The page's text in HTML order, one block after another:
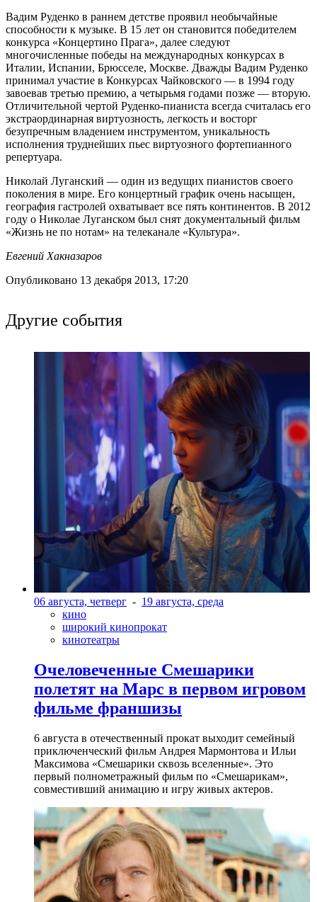
Вадим Руденко в раннем детстве проявил необычайные
способности к музыке. В 15 лет он становится победителем
конкурса «Концертино Прага», далее следуют
многочисленные победы на международных конкурсах в
Италии, Испании, Брюсселе, Москве. Дважды Вадим Руденко
принимал участие в Конкурсах Чайковского — в 1994 году
завоевав третью премию, а четырьмя годами позже — вторую.
Отличительной чертой Руденко-пианиста всегда считалась его
экстраординарная виртуозность, легкость и восторг
безупречным владением инструментом, уникальность
исполнения труднейших пьес виртуозного фортепианного
репертуара.
Николай Луганский — один из ведущих пианистов своего
поколения в мире. Его концертный график очень насыщен,
география гастролей охватывает все пять континентов. В 2012
году о Николае Луганском был снят документальный фильм
«Жизнь не по нотам» на телеканале «Культура».
Евгений Хакназаров
Опубликовано 13 декабря 2013, 17:20
Другие события
06 августа, четверг - 19 августа, среда
кино
широкий кинопрокат
кинотеатры
Очеловеченные Смешарики
полетят на Марс в первом игровом
фильме франшизы
6 августа в отечественный прокат выходит семейный
приключенческий фильм Андрея Мармонтова и Ильи
Максимова «Смешарики сквозь вселенные». Это
первый полнометражный фильм по «Смешарикам»,
совместивший анимацию и игру живых актеров.